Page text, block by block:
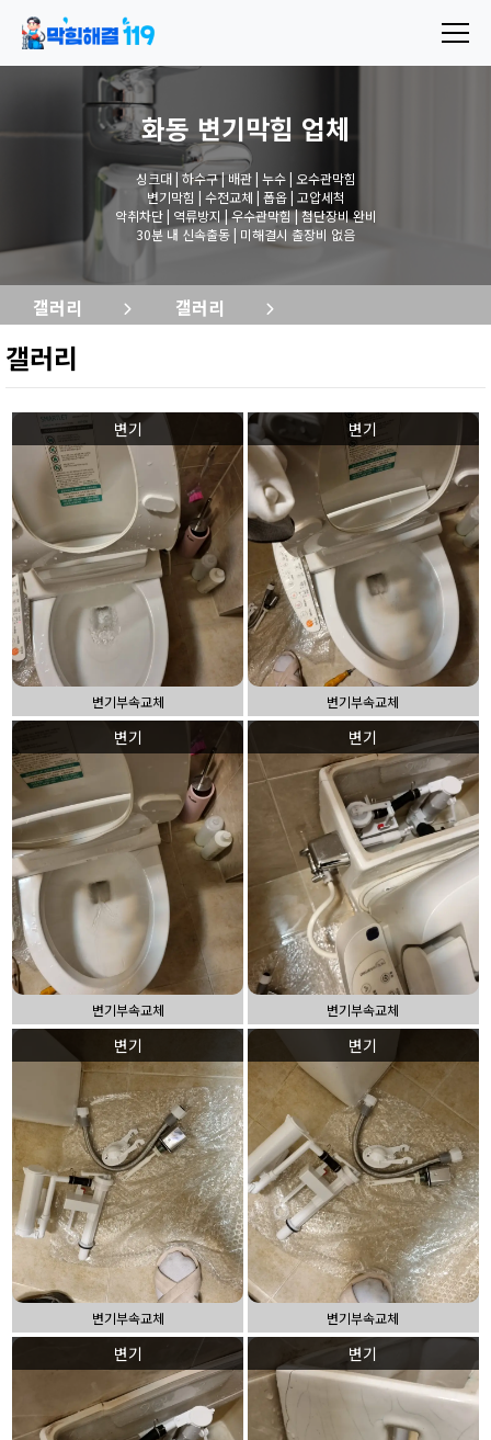
화동 변기막힘 업체
싱크대 | 하수구 | 배관 | 누수 | 오수관막힘
변기막힘 | 수전교체 | 폽옵 | 고압세척
악취차단 | 역류방지 | 우수관막힘 | 첨단장비 완비
30분 내 신속출동 | 미해결시 출장비 없음
갤러리 갤러리
갤러리
변기
변기부속교체
변기
변기부속교체
변기
변기부속교체
변기
변기부속교체
변기
변기부속교체
변기
변기부속교체
변기 변기